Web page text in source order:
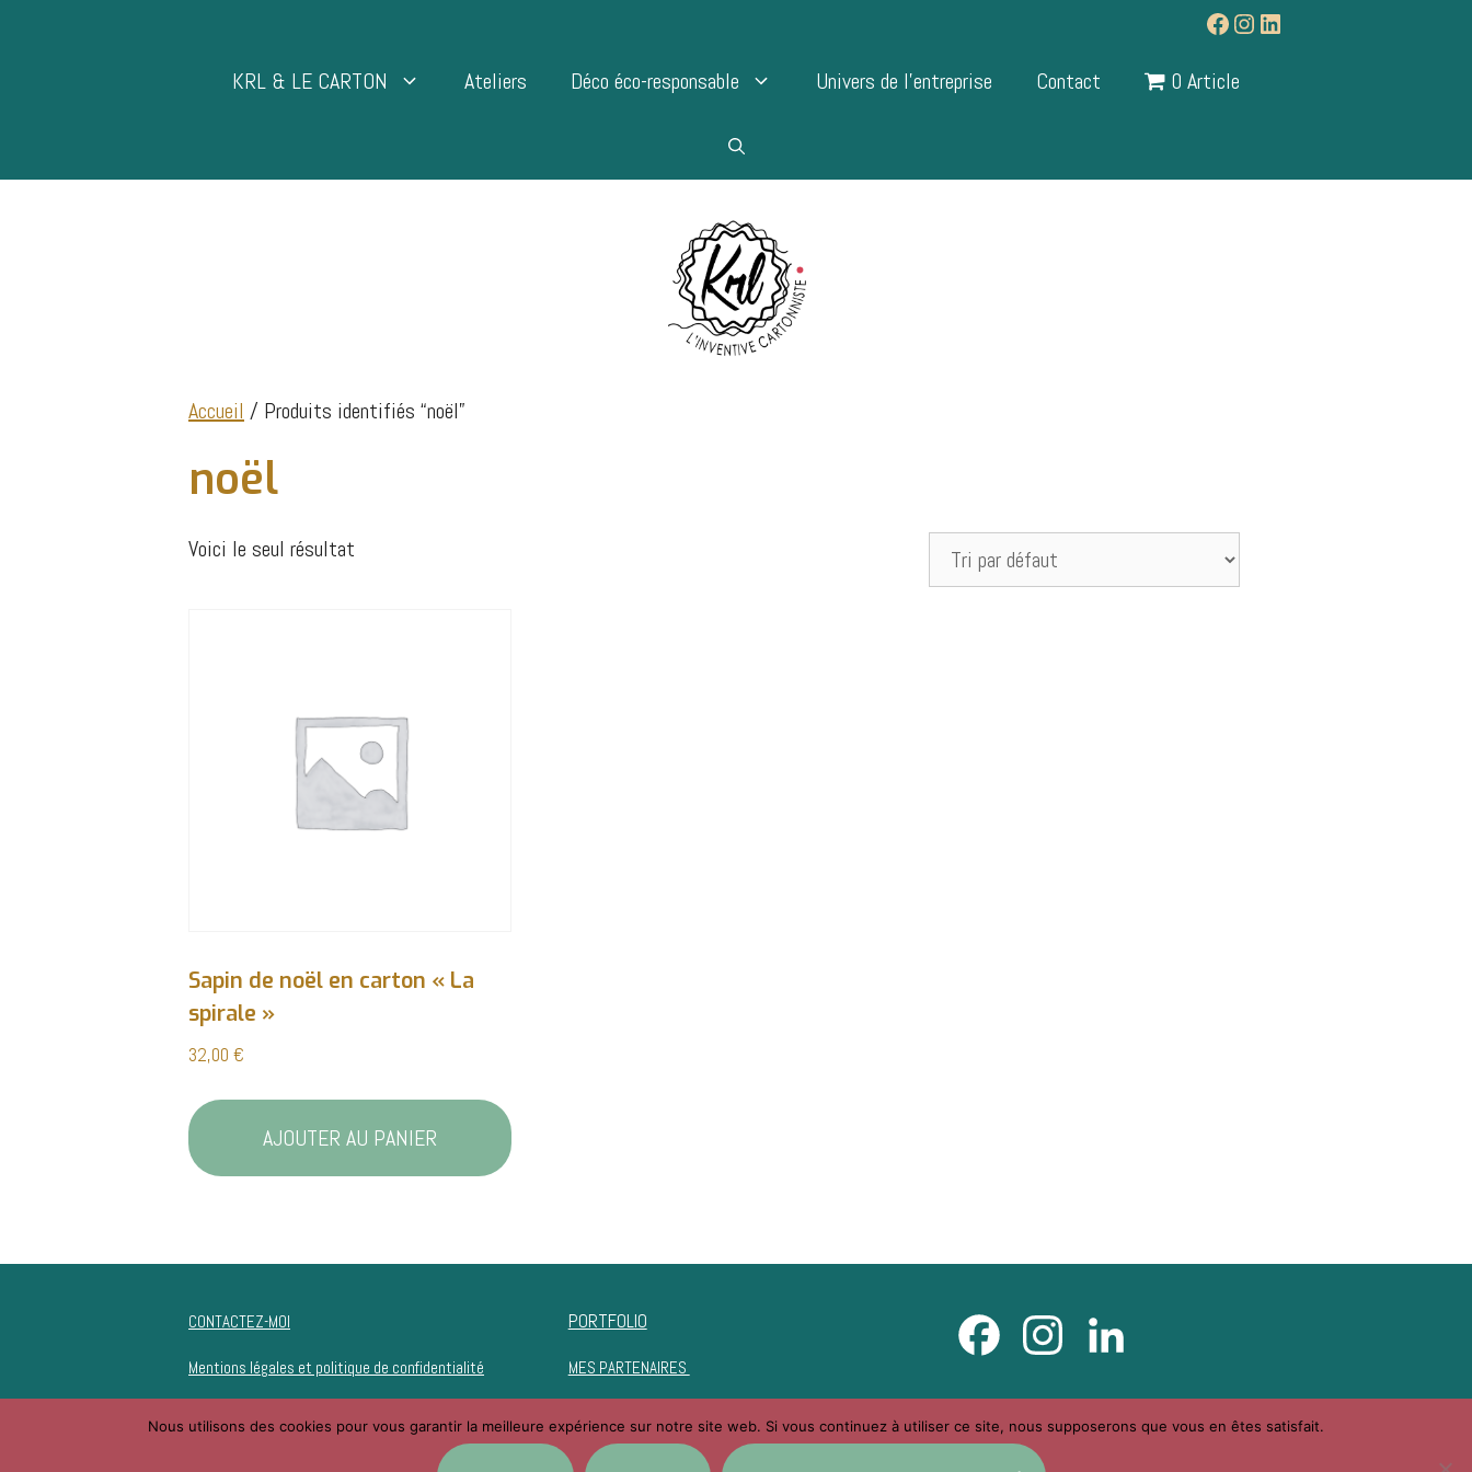
Facebook
Instagram
LinkedIn
KRL & LE CARTON Ateliers Déco éco-responsable Univers de l’entreprise Contact 0 Article
Accueil / Produits identifiés “noël”
noël
Voici le seul résultat
Sapin de noël en carton « La
spirale »
32,00 €
AJOUTER AU PANIER
CONTACTEZ-MOI
Mentions légales et politique de confidentialité
PORTFOLIO
MES PARTENAIRES
Facebook Instagram
Nous utilisons des cookies pour vous garantir la meilleure expérience sur notre site web. Si vous continuez à utiliser ce site, nous supposerons que vous en êtes satisfait.